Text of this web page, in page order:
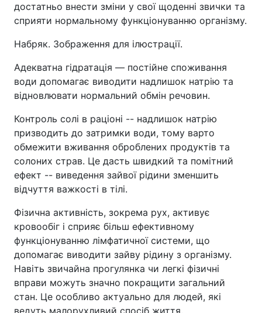
достатньо внести зміни у свої щоденні звички та
сприяти нормальному функціонуванню організму.
Набряк. Зображення для ілюстрації.
Адекватна гідратація — постійне споживання
води допомагає виводити надлишок натрію та
відновлювати нормальний обмін речовин.
Контроль солі в раціоні -- надлишок натрію
призводить до затримки води, тому варто
обмежити вживання оброблених продуктів та
солоних страв. Це дасть швидкий та помітний
ефект -- виведення зайвої рідини зменшить
відчуття важкості в тілі.
Фізична активність, зокрема рух, активує
кровообіг і сприяє більш ефективному
функціонуванню лімфатичної системи, що
допомагає виводити зайву рідину з організму.
Навіть звичайна прогулянка чи легкі фізичні
вправи можуть значно покращити загальний
стан. Це особливо актуально для людей, які